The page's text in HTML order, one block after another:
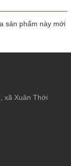
sản phẩm này mới
xã Xuân Thới